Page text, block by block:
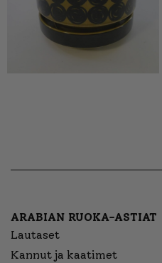
ARABIAN RUOKA-ASTIAT
Lautaset
Kannut ja kaatimet